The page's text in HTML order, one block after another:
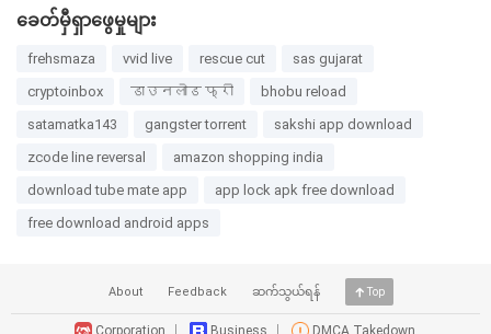
ခေတ်မှီရှာဖွေမှုများ
frehsmaza vvid live rescue cut
sas gujarat
cryptoinbox
डाउनलोड फ्री
bhobu reload
satamatka143
gangster torrent
sakshi app download
zcode line reversal
amazon shopping india
download tube mate app
app lock apk free download
free download android apps
About Feedback ဆက်သွယ်ရန် Top
Corporation Business DMCA Takedown